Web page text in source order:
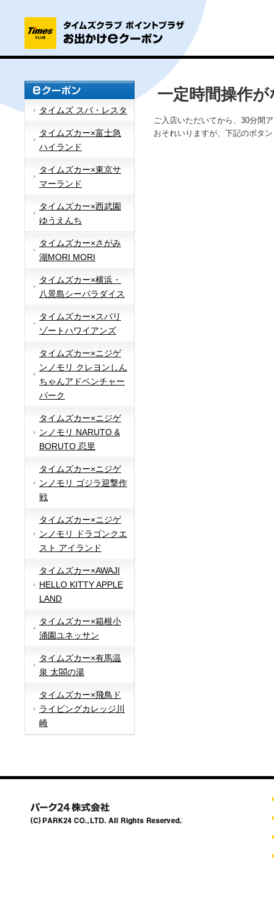
タイムズ スパ・レスタ
タイムズカー×富士急
ハイランド
タイムズカー×東京サ
マーランド
タイムズカー×西武園
ゆうえんち
タイムズカー×さがみ
湖MORI MORI
タイムズカー×横浜・
八景島シーパラダイス
タイムズカー×スパリ
ゾートハワイアンズ
タイムズカー×ニジゲ
ンノモリ クレヨンしん
ちゃんアドベンチャー
パーク
タイムズカー×ニジゲ
ンノモリ NARUTO &
BORUTO 忍里
タイムズカー×ニジゲ
ンノモリ ゴジラ迎撃作
戦
タイムズカー×ニジゲ
ンノモリ ドラゴンクエ
スト アイランド
タイムズカー×AWAJI
HELLO KITTY APPLE
LAND
タイムズカー×箱根小
涌園ユネッサン
タイムズカー×有馬温
泉 太閤の湯
タイムズカー×飛鳥ド
ライビングカレッジ川
崎
一定時間操作
ご入店いただいてから、30分間
おそれいりますが、下記のボタ